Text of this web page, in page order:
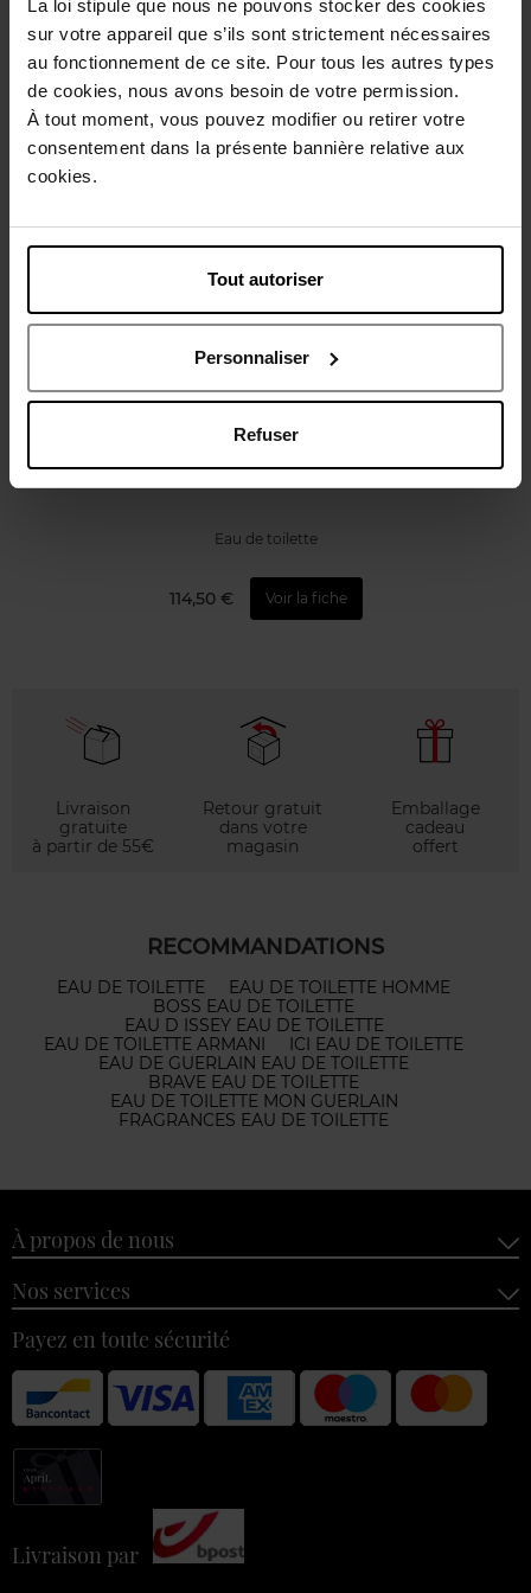
La loi stipule que nous ne pouvons stocker des cookies
sur votre appareil que s’ils sont strictement nécessaires
au fonctionnement de ce site. Pour tous les autres types
de cookies, nous avons besoin de votre permission.
À tout moment, vous pouvez modifier ou retirer votre
consentement dans la présente bannière relative aux
cookies.
Tout autoriser
Personnaliser
Refuser
Caractéristiques
Avis client Politique relative aux avis des clients
GUERLAIN
INSOLENCE
Eau de toilette
114,50 € Voir la fiche
Livraison
gratuite
à partir de 55€
Retour gratuit
dans votre
magasin
Emballage
cadeau
offert
RECOMMANDATIONS
EAU DE TOILETTE
EAU DE TOILETTE HOMME
BOSS EAU DE TOILETTE
EAU D ISSEY EAU DE TOILETTE
EAU DE TOILETTE ARMANI
ICI EAU DE TOILETTE
EAU DE GUERLAIN EAU DE TOILETTE
BRAVE EAU DE TOILETTE
EAU DE TOILETTE MON GUERLAIN
FRAGRANCES EAU DE TOILETTE
À propos de nous
Nos services
Payez en toute sécurité
Livraison par